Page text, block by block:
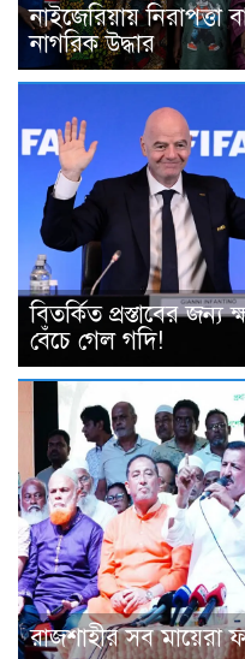
নাইজেরিয়ায়
নাগরিক উদ্ধার
বিতর্কিত প্রস্তাবের
বেঁচে গেল গদি!
রাজশাহীর সব মায়েরা